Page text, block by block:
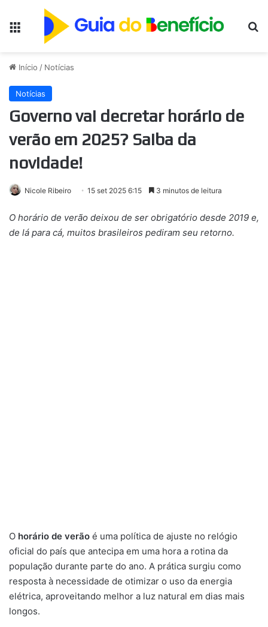
Início / Notícias
Notícias
Governo vai decretar horário de
verão em 2025? Saiba da
novidade!
Nicole Ribeiro 15 set 2025 6:15 3 minutos de leitura
O horário de verão deixou de ser obrigatório desde 2019 e,
de lá para cá, muitos brasileiros pediram seu retorno.
O horário de verão é uma política de ajuste no relógio
oficial do país que antecipa em uma hora a rotina da
população durante parte do ano. A prática surgiu como
resposta à necessidade de otimizar o uso da energia
elétrica, aproveitando melhor a luz natural em dias mais
longos.